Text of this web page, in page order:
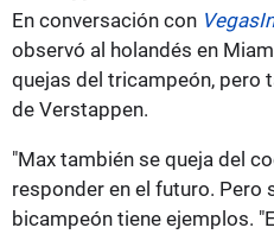
En conversación con
observó al holandés en
quejas del tricampeón, pero
de Verstappen.
"Max también se queja del
responder en el futuro. Pero
bicampeón tiene ejemplos.